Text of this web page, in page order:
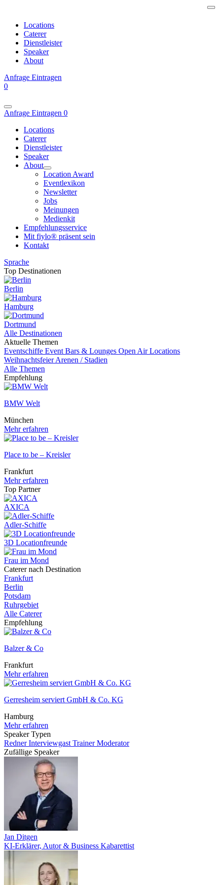
Locations
Caterer
Dienstleister
Speaker
About
Anfrage Eintragen
0
Anfrage Eintragen 0
Locations
Caterer
Dienstleister
Speaker
About
Location Award
Eventlexikon
Newsletter
Jobs
Meinungen
Medienkit
Empfehlungsservice
Mit fiylo® präsent sein
Kontakt
Sprache
Top Destinationen
Berlin
Hamburg
Dortmund
Alle Destinationen
Aktuelle Themen
Eventschiffe Event Bars & Lounges Open Air Locations
WeihnachtsfeierArenen / Stadien
Alle Themen
Empfehlung
BMW Welt
München
Mehr erfahren
Place to be – Kreisler
Frankfurt
Mehr erfahren
Top Partner
AXICA
Adler-Schiffe
3D Locationfreunde
Frau im Mond
Caterer nach Destination
Frankfurt
Berlin
Potsdam
Ruhrgebiet
Alle Caterer
Empfehlung
Balzer & Co
Frankfurt
Mehr erfahren
Gerresheim serviert GmbH & Co. KG
Hamburg
Mehr erfahren
Speaker Typen
RednerInterviewgast TrainerModerator
Zufällige Speaker
Jan Ditgen
KI-Erklärer, Autor & Business Kabarettist